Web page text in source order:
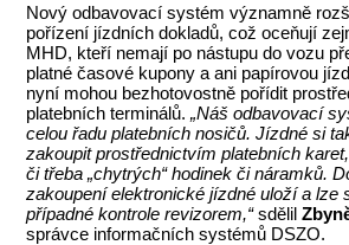
Nový odbavovací systém významně
pořízení jízdních dokladů, což oceňují
MHD, kteří nemají po nástupu do vozu
platné časové kupony a ani papírovou
nyní mohou bezhotovostně pořídit
platebních terminálů.„Náš odbavovací
celou řadu platebních nosičů. Jízdné si
zakoupit prostřednictvím platebních
či třeba „chytrých“ hodinek či náramků.
zakoupení elektronické jízdné uloží a lze
případné kontrole revizorem,“sdělil
správce informačních systémů DSZO.